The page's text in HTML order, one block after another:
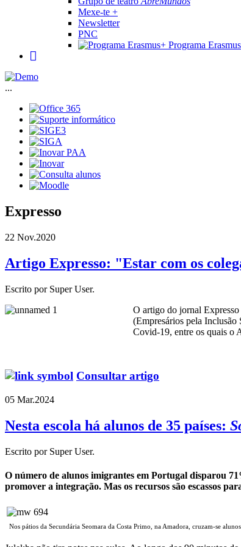
Mexe-te +
Newsletter
PNC
Programa
...
Expresso
22 Nov.2020
Artigo Expresso: "Estar com os
Escrito por Super User.
O artigo do jornal
(Empresários pela Inclusão
Covid-19, entre os quais o
Consultar artigo
05 Mar.2024
Nesta escola há alunos de 35 países:
Escrito por Super User.
O número de alunos imigrantes em Portugal disparou
promover a integração. Mas os recursos são escassos
Nos pátios da Secundária Seomara da Costa Primo, na Amadora, cruzam-se